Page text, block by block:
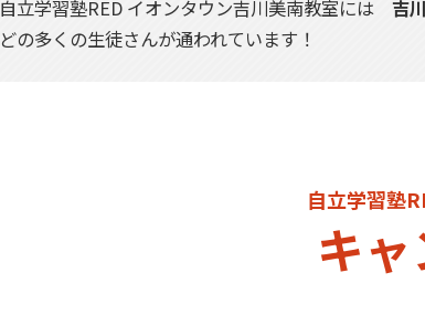
自立学習塾RED イオンタウン吉川美南教室には 吉
どの多くの生徒さんが通われています！
自立学習塾
キ